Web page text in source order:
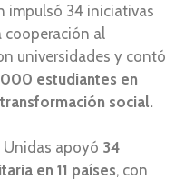
impulsó 34 iniciativas
cooperación al
universidades y contó
estudiantes en
social.
Unidas apoyó 34
en 11 países, con